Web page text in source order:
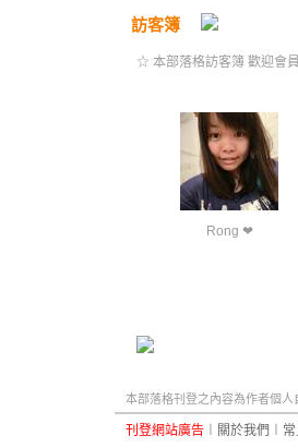
訪客簿
☆ 本部落格訪客簿 歡迎會
Rong ❤
本部落格刊登之內容為作者個人
刊登網站廣告 關於我們